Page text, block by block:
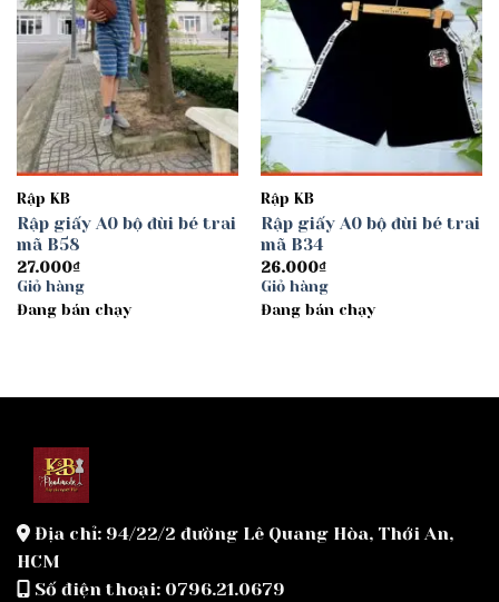
Rập KB
Rập giấy A0 bộ đùi bé trai
mã B58
27.000₫
Giỏ hàng
Đang bán chạy
Rập KB
Rập giấy A0 bộ đùi bé trai
mã B34
26.000₫
Giỏ hàng
Đang bán chạy
Địa chỉ: 94/22/2 đường Lê Quang Hòa, Thới An,
HCM
Số điện thoại: 0796.21.0679